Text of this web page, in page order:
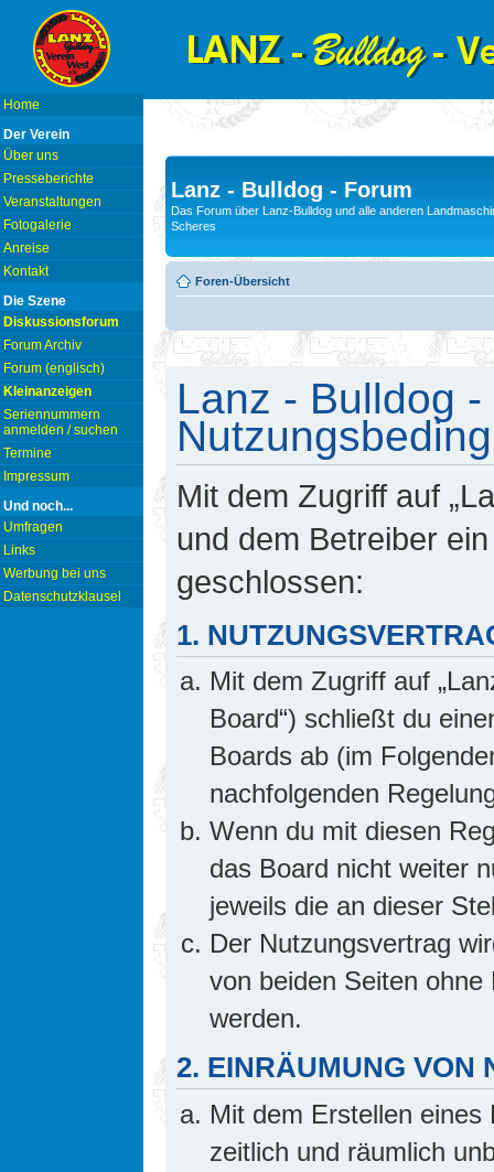
Home
Der Verein
Über uns
Presseberichte
Veranstaltungen
Fotogalerie
Anreise
Kontakt
Die Szene
Diskussionsforum
Forum Archiv
Forum (englisch)
Kleinanzeigen
Seriennummern
anmelden / suchen
Termine
Impressum
Und noch...
Umfragen
Links
Werbung bei uns
Datenschutzklausel
Lanz - Bulldog - Forum
Das Forum über Lanz-Bulldog und alle anderen
Scheres
Foren-Übersicht
Lanz - Bulldog
Mit dem Zugriff auf
und dem Betreiber
geschlossen:
1.
Mit dem Zugriff auf
Board“) schließt du
Boards ab (im
nachfolgenden
Wenn du mit diesen
das Board nicht weiter
jeweils die an dieser
Der Nutzungsvertrag
von beiden Seiten
werden.
2. EINRÄUMUNG VON
Mit dem Erstellen
zeitlich und räumlich